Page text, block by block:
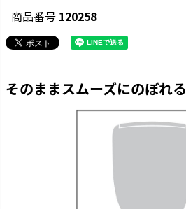
商品番号 120258
そのままスムーズにのぼれる